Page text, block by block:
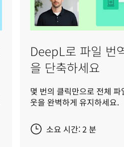
DeepL로 파일 번
을 단축하세요
몇 번의 클릭만으로 전체
웃을 완벽하게 유지하세요.
소요 시간: 2 분